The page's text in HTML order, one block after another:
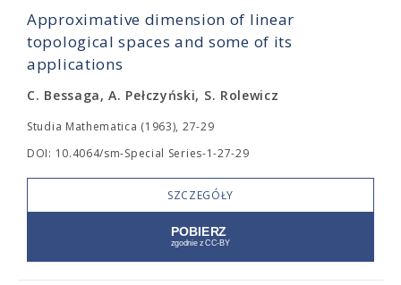
Approximative dimension of linear
topological spaces and some of its
applications
C. Bessaga, A. Pełczyński, S. Rolewicz
Studia Mathematica (1963), 27-29
DOI: 10.4064/sm-Special Series-1-27-29
SZCZEGÓŁY